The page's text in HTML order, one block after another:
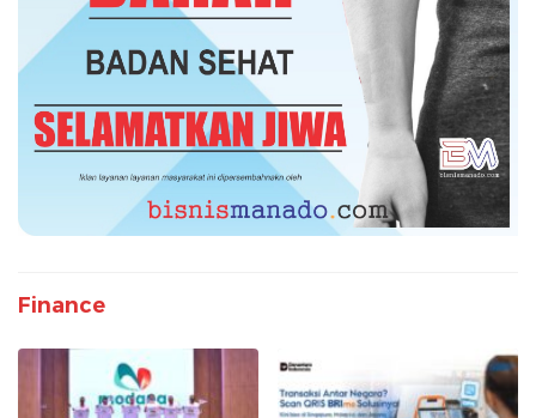
Finance